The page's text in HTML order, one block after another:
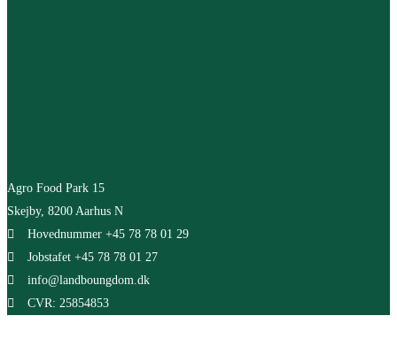
Agro Food Park 15
Skejby, 8200 Aarhus N
Hovednummer +45 78 78 01 29
Jobstafet +45 78 78 01 27
info@landboungdom.dk
CVR: 25854853